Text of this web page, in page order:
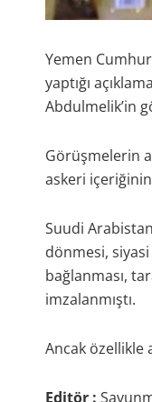
Yemen
yaptığı
Abdulmelik’in
Görüşmelerin
askeri
Suudi
dönmesi,
bağlanması,
imzalanmıştı.
Ancak özellikle
Editör :